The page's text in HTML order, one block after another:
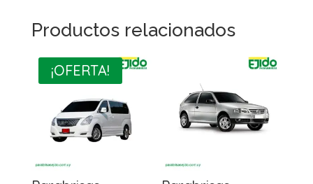
Productos relacionados
¡OFERTA!